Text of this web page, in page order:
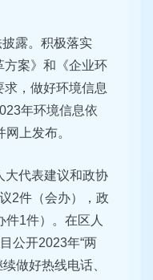
露。积极落实
方案》和《企业环
，做好环境信息
年环境信息依
上发布。
大代表建议和政协
2件（会办），政
件1件）。在区人
公开2023年“两
做好热线电话、